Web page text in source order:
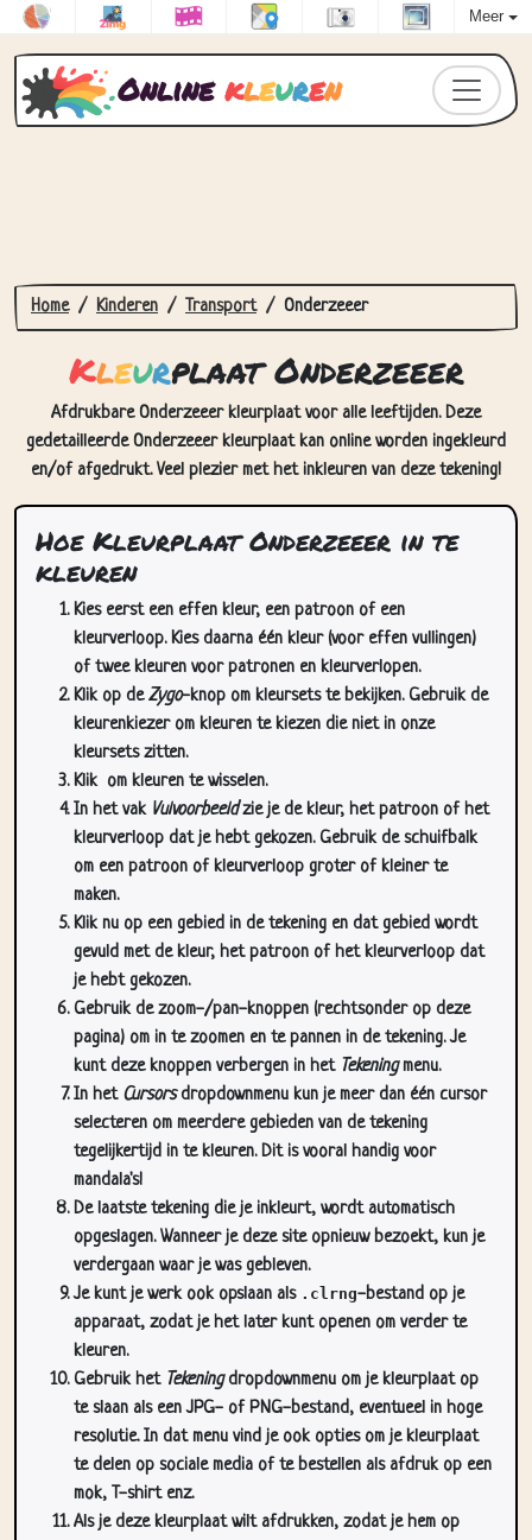
Meer
Online kleuren
Home Kinderen Transport Onderzeeer
Kleurplaat Onderzeeer
Afdrukbare Onderzeeer kleurplaat voor alle leeftijden. Deze
gedetailleerde Onderzeeer kleurplaat kan online worden ingekleurd
en/of afgedrukt. Veel plezier met het inkleuren van deze tekening!
Hoe Kleurplaat Onderzeeer in te
kleuren
Kies eerst een effen kleur, een patroon of een
kleurverloop. Kies daarna één kleur (voor effen vullingen)
of twee kleuren voor patronen en kleurverlopen.
Klik op deZygo-knop om kleursets te bekijken. Gebruik de
kleurenkiezer om kleuren te kiezen die niet in onze
kleursets zitten.
Klik om kleuren te wisselen.
In het vak Vulvoorbeeldzie je de kleur, het patroon of het
kleurverloop dat je hebt gekozen. Gebruik de schuifbalk
om een patroon of kleurverloop groter of kleiner te
maken.
Klik nu op een gebied in de tekening en dat gebied wordt
gevuld met de kleur, het patroon of het kleurverloop dat
je hebt gekozen.
Gebruik de zoom-/pan-knoppen (rechtsonder op deze
pagina) om in te zoomen en te pannen in de tekening. Je
kunt deze knoppen verbergen in het Tekeningmenu.
In het Cursorsdropdownmenu kun je meer dan één cursor
selecteren om meerdere gebieden van de tekening
tegelijkertijd in te kleuren. Dit is vooral handig voor
mandala's!
De laatste tekening die je inkleurt, wordt automatisch
opgeslagen. Wanneer je deze site opnieuw bezoekt, kun je
verdergaan waar je was gebleven.
Je kunt je werk ook opslaan als .clrng-bestand op je
apparaat, zodat je het later kunt openen om verder te
kleuren.
Gebruik het Tekeningdropdownmenu om je kleurplaat op
te slaan als een JPG- of PNG-bestand, eventueel in hoge
resolutie. In dat menu vind je ook opties om je kleurplaat
te delen op sociale media of te bestellen als afdruk op een
mok, T-shirt enz.
Als je deze kleurplaat wilt afdrukken, zodat je hem op